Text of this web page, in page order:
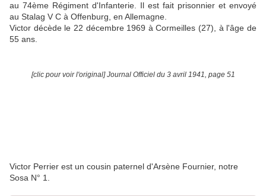
au 74ème Régiment d'Infanterie. Il est fait prisonnier et envoyé
au Stalag V C à Offenburg, en Allemagne.
Victor décède le 22 décembre 1969 à Cormeilles (27), à l'âge de
55 ans.
[clic pour voir l'original] Journal Officiel du 3 avril 1941, page 51
Victor Perrier est un cousin paternel d'Arsène Fournier, notre
Sosa N° 1.